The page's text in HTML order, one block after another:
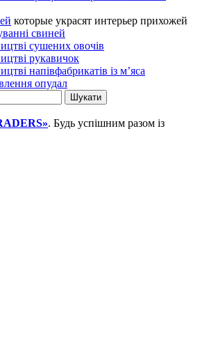
которые украсят интерьер прихожей
свиней
сушених овочів
рукавичок
напівфабрикатів із м’яса
опудал
. Будь успішним разом із